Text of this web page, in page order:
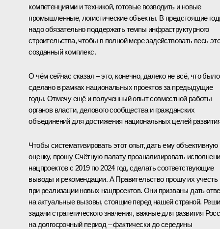
компетенциями и техникой, готовые возводить и новые
промышленные, логистические объекты. В предстоящие
надо обязательно поддержать темпы инфраструктурного
строительства, чтобы в полной мере задействовать весь
созданный комплекс.
О чём сейчас сказал – это, конечно, далеко не всё, что было
сделано в рамках национальных проектов за предыдущие
годы. Отмечу ещё и полученный опыт совместной работы
органов власти, делового сообщества и гражданских
объединений для достижения национальных целей
Чтобы систематизировать этот опыт, дать ему объективную
оценку, прошу Счётную палату проанализировать
нацпроектов с 2019 по 2024 год, сделать соответствующие
выводы и рекомендации. А Правительство прошу их учесть
при реализации новых нацпроектов. Они призваны дать
на актуальные вызовы, стоящие перед нашей страной.
задачи стратегического значения, важные для развития
на долгосрочный период – фактически до середины